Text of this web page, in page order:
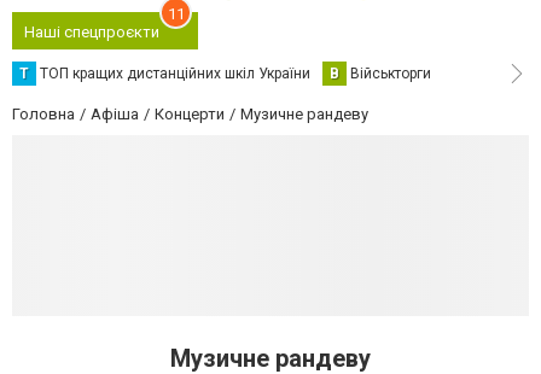
Наші спецпроєкти
11
Т ТОП кращих дистанційних шкіл України В Військторги
Головна Афіша Концерти Музичне рандеву
Музичне рандеву